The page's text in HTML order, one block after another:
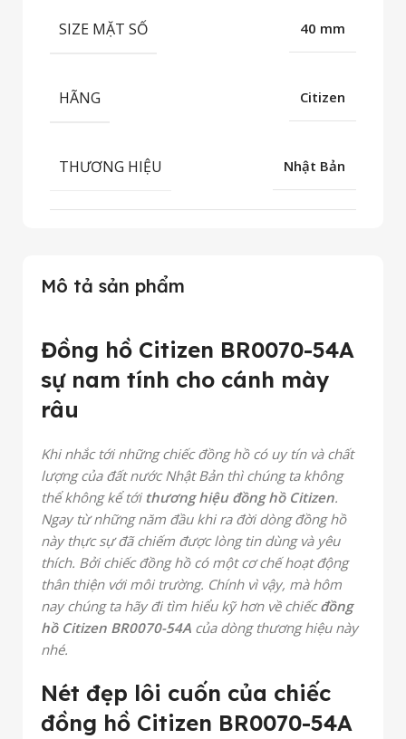
Mô tả sản phẩm
Đồng hồ Citizen BR0070-54A
sự nam tính cho cánh mày
râu
Khi nhắc tới những chiếc đồng hồ có uy tín và chất
lượng của đất nước Nhật Bản thì chúng ta không
thể không kể tới thương hiệu đồng hồ Citizen.
Ngay từ những năm đầu khi ra đời dòng đồng hồ
này thực sự đã chiếm được lòng tin dùng và yêu
thích. Bởi chiếc đồng hồ có một cơ chế hoạt động
thân thiện với môi trường. Chính vì vậy, mà hôm
nay chúng ta hãy đi tìm hiểu kỹ hơn về chiếcđồng
hồ Citizen BR0070-54A của dòng thương hiệu này
nhé.
Nét đẹp lôi cuốn của chiếc
đồng hồ Citizen BR0070-54A
SIZE MẶT SỐ 40 mm
HÃNG Citizen
THƯƠNG HIỆU Nhật Bản